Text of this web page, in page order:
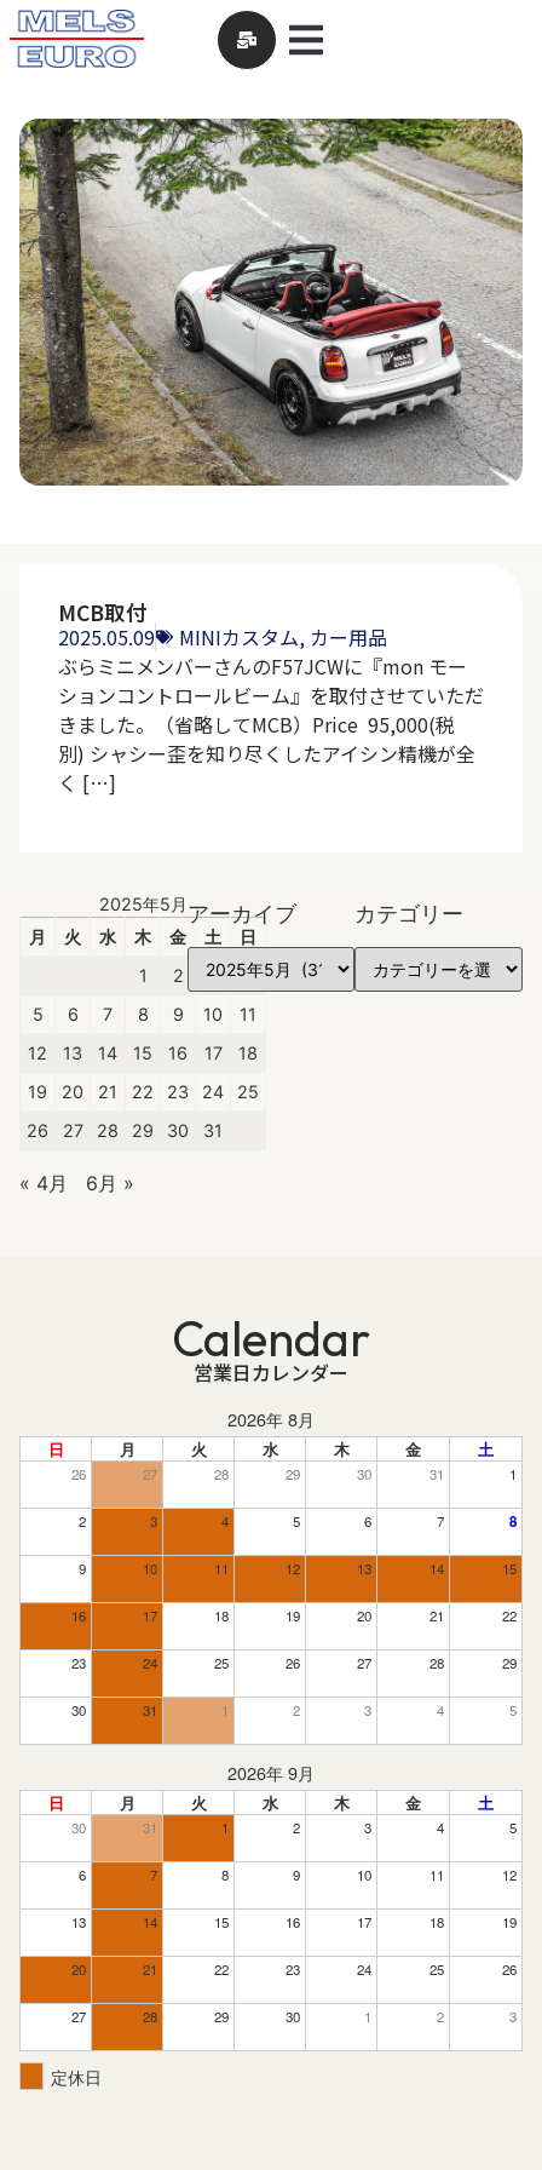
MCB取付
2025.05.09 MINIカスタム, カー用品
ぶらミニメンバーさんのF57JCWに『mon モー
ションコントロールビーム』を取付させていただ
きました。（省略してMCB）Price 95,000(税
別) シャシー歪を知り尽くしたアイシン精機が全
く […]
2025年5月
月
火 水 木 金 土
日
1
2 3
4
5
6 7 8 9 10
11
12
13 14 15 16 17
18
19
20 21 22 23 24
25
26
27 28 29 30 31
« 4月 6月 »
アーカイブ カテゴリー
Calendar
営業日カレンダー
2026年 8月
日 月 火 水 木 金 土
26 27 28 29 30 31 1
2 3 4 5 6 7 8
9 10 11 12 13 14 15
16 17 18 19 20 21 22
23 24 25 26 27 28 29
30 31 1 2 3 4 5
2026年 9月
日 月 火 水 木 金 土
30 31 1 2 3 4 5
6 7 8 9 10 11 12
13 14 15 16 17 18 19
20 21 22 23 24 25 26
27 28 29 30 1 2 3
定休日